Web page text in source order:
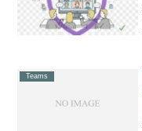
Teams